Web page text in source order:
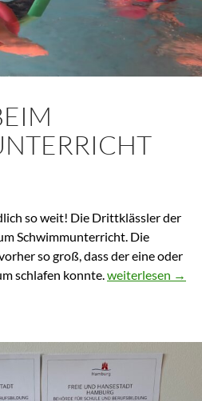
so weit! Die Drittklässler der
Schwimmunterricht. Die
so groß, dass der eine oder
schlafen konnte.Klasse U3 beim
weiterlesen →